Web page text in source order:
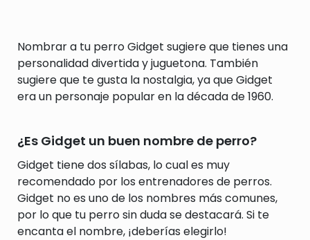
Nombrar a tu perro Gidget sugiere que tienes una
personalidad divertida y juguetona. También
sugiere que te gusta la nostalgia, ya que Gidget
era un personaje popular en la década de 1960.
¿Es Gidget un buen nombre de perro?
Gidget tiene dos sílabas, lo cual es muy
recomendado por los entrenadores de perros.
Gidget no es uno de los nombres más comunes,
por lo que tu perro sin duda se destacará. Si te
encanta el nombre, ¡deberías elegirlo!